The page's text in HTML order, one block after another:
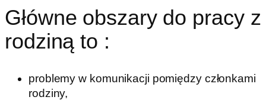
Główne obszary do pracy z
rodziną to :
problemy w komunikacji pomiędzy członkami
rodziny,